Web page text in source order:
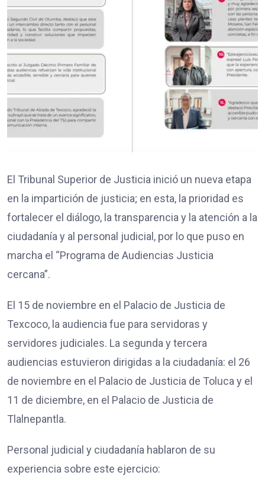
El Tribunal Superior de Justicia inició un nueva etapa
en la impartición de justicia; en esta, la prioridad es
fortalecer el diálogo, la transparencia y la atención a la
ciudadanía y al personal judicial, por lo que puso en
marcha el “Programa de Audiencias Justicia
cercana”.
El 15 de noviembre en el Palacio de Justicia de
Texcoco, la audiencia fue para servidoras y
servidores judiciales. La segunda y tercera
audiencias estuvieron dirigidas a la ciudadanía: el 26
de noviembre en el Palacio de Justicia de Toluca y el
11 de diciembre, en el Palacio de Justicia de
Tlalnepantla.
Personal judicial y ciudadanía hablaron de su
experiencia sobre este ejercicio: